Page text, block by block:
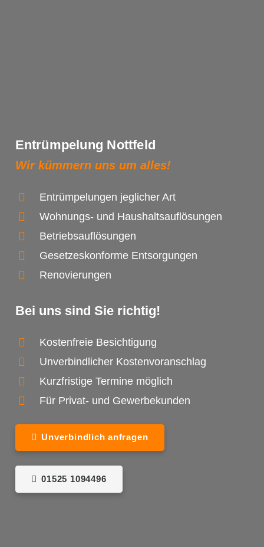
Entrümpelung Nottfeld
Wir kümmern uns um alles!
Entrümpelungen jeglicher Art
Wohnungs- und Haushaltsauflösungen
Betriebsauflösungen
Gesetzeskonforme Entsorgungen
Renovierungen
Bei uns sind Sie richtig!
Kostenfreie Besichtigung
Unverbindlicher Kostenvoranschlag
Kurzfristige Termine möglich
Für Privat- und Gewerbekunden
Unverbindlich anfragen
01525 1094496